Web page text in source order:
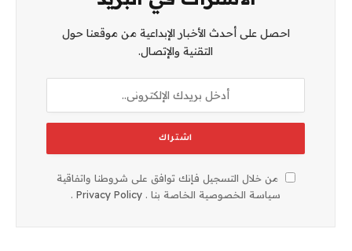
احصل على أحدث الأخبار الإبداعية من موقعنا حول
التقنية والإتصال.
من خلال التسجيل فإنك توافق على شروطنا واتفاقية
سياسة الخصوصية الخاصة بنا . Privacy Policy
.